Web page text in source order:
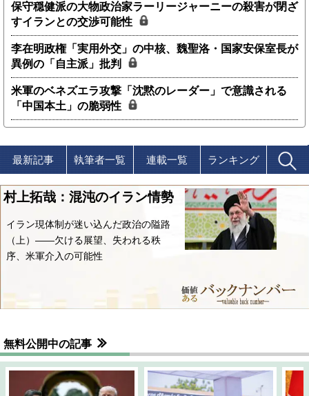
保守穏健派の大物政治家ラーリージャーニーの殺害が閉ざ
すイランとの交渉可能性
李在明政権「実用外交」の中核、魏聖洛・国家安保室長が
異例の「自主派」批判
米軍のベネズエラ攻撃「沈黙のレーダー」で意識される
「中国本土」の脆弱性
最新記事 執筆者一覧 連載一覧 ランキング
村上拓哉：混沌のイラン情勢
イラン現体制が迷い込んだ政治の隘路
（上）――欠ける展望、失われる秩
序、米軍介入の可能性
無料公開中の記事